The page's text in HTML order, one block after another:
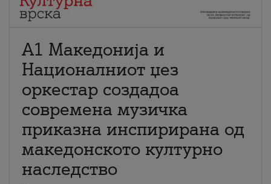
А1 Македонија и
Националниот џез
оркестар создадоа
современа музичка
приказна инспирирана од
македонското културно
наследство